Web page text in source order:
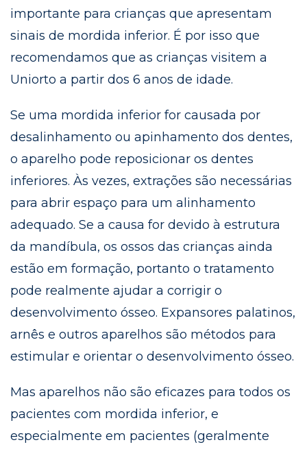
importante para crianças que apresentam
sinais de mordida inferior. É por isso que
recomendamos que as crianças visitem a
Uniorto a partir dos 6 anos de idade.
Se uma mordida inferior for causada por
desalinhamento ou apinhamento dos dentes,
o aparelho pode reposicionar os dentes
inferiores. Às vezes, extrações são necessárias
para abrir espaço para um alinhamento
adequado. Se a causa for devido à estrutura
da mandíbula, os ossos das crianças ainda
estão em formação, portanto o tratamento
pode realmente ajudar a corrigir o
desenvolvimento ósseo. Expansores palatinos,
arnês e outros aparelhos são métodos para
estimular e orientar o desenvolvimento ósseo.
Mas aparelhos não são eficazes para todos os
pacientes com mordida inferior, e
especialmente em pacientes (geralmente